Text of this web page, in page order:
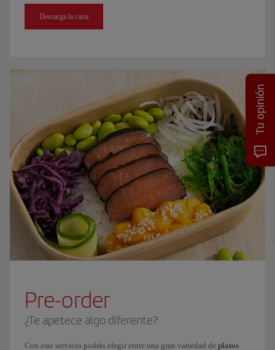
Descarga la carta
Pre-order
¿Te apetece algo diferente?
Con este servicio podrás elegir entre una gran variedad de platos
Tu opinión